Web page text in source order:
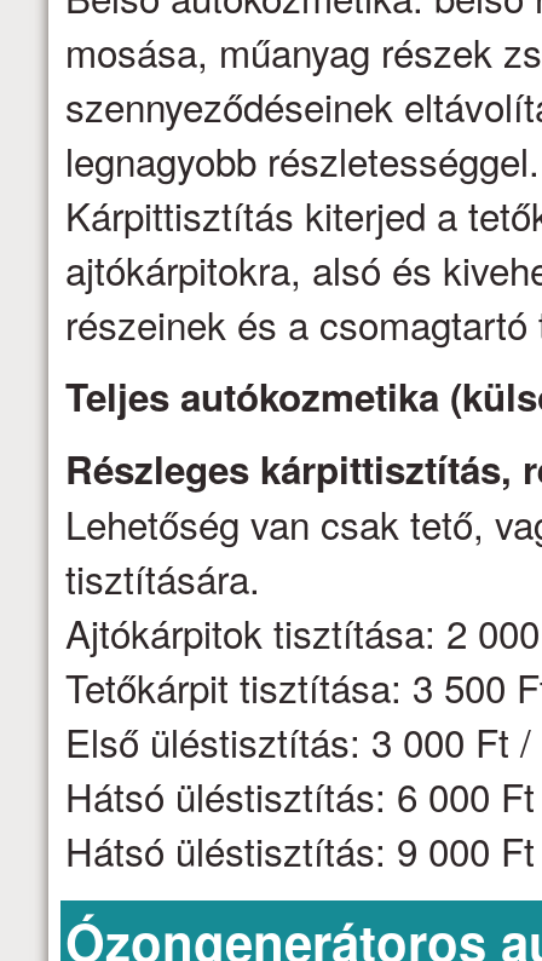
mosása, műanyag részek
szennyeződéseinek
legnagyobb részletességgel.
Kárpittisztítás kiterjed a
ajtókárpitokra, alsó és
részeinek és a
Teljes autókozmetika
Részleges kárpittisztítás,
Lehetőség van csak tető,
tisztítására.
Ajtókárpitok tisztítása: 2
Tetőkárpit tisztítása: 3 500
Első üléstisztítás: 3 000 Ft
Hátsó üléstisztítás: 6 000
Hátsó üléstisztítás: 9 000
Ózongenerátoros